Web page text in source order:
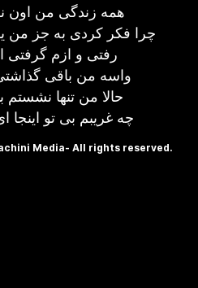
همه زندگی من اون
چرا فکر کردی به جز من
رفتی و ازم گرفتی
واسه من باقی
حالا من تنها نشستم
چه غریبم بی تو اینجا
Media- All rights reserved.